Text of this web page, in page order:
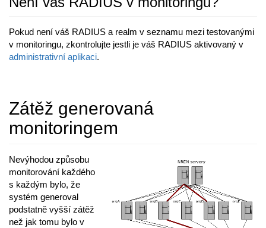
Pokud není váš RADIUS a realm v seznamu mezi testovanými
v monitoringu, zkontrolujte jestli je váš RADIUS aktivovaný v
administrativní aplikaci.
Zátěž generovaná
monitoringem
Nevýhodou způsobu
monitorování každého
s každým bylo, že
systém generoval
podstatně vyšší zátěž
než jak tomu bylo v